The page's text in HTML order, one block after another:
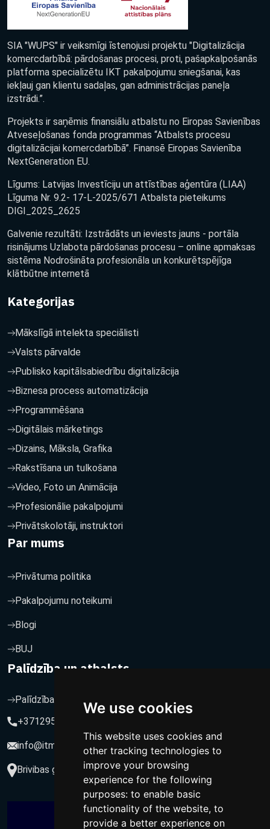
We use cookies
This website uses cookies and
other tracking technologies to
improve your browsing
experience for the following
purposes: to enable basic
functionality of the website, to
provide a better experience on
SIA "WUPS" ir veiksmīgi īstenojusi projektu "Digitalizācija
komercdarbībā: pārdošanas procesi, proti, pašapkalpošanās
platforma specializētu IKT pakalpojumu sniegšanai, kas
iekļauj gan klientu sadaļas, gan administrācijas paneļa
izstrādi.”.
Projekts ir saņēmis finansiālu atbalstu no Eiropas Savienības
Atveseļošanas fonda programmas “Atbalsts procesu
digitalizācijai komercdarbībā”. Finansē Eiropas Savienība
NextGeneration EU.
Līgums: Latvijas Investīciju un attīstības aģentūra (LIAA)
Līguma Nr. 9.2- 17-L-2025/671 Atbalsta pieteikums
DIGI_2025_2625
Galvenie rezultāti: Izstrādāts un ieviests jauns - portāla
risinājums Uzlabota pārdošanas procesu – online apmaksas
sistēma Nodrošināta profesionāla un konkurētspējīga
klātbūtne internetā
Kategorijas
Mākslīgā intelekta speciālisti
Valsts pārvalde
Publisko kapitālsabiedrību digitalizācija
Biznesa process automatizācija
Programmēšana
Digitālais mārketings
Dizains, Māksla, Grafika
Rakstīšana un tulkošana
Video, Foto un Animācija
Profesionālie pakalpojumi
Privātskolotāji, instruktori
Par mums
Privātuma politika
Pakalpojumu noteikumi
Blogi
BUJ
Palīdzība un atbalsts
Palīdzība un atbalsts
+37129564547
info@itmarketing.lv
Brivibas gatve 234-77, LV-1039, Riga, Latvia